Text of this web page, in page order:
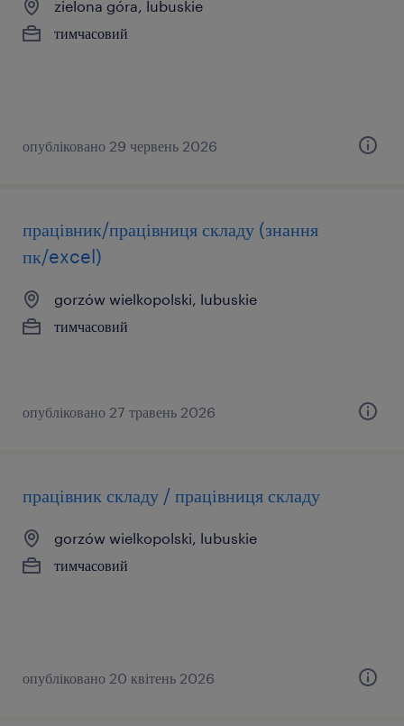
zielona góra, lubuskie
тимчасовий
опубліковано 29 червень 2026
працівник/працівниця складу (знання
пк/excel)
gorzów wielkopolski, lubuskie
тимчасовий
опубліковано 27 травень 2026
працівник складу / працівниця складу
gorzów wielkopolski, lubuskie
тимчасовий
опубліковано 20 квітень 2026